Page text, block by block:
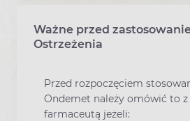
Ważne przed
Ostrzeżenia
Przed rozpoczęciem
Ondemet należy omówić to
farmaceutą jeżeli: